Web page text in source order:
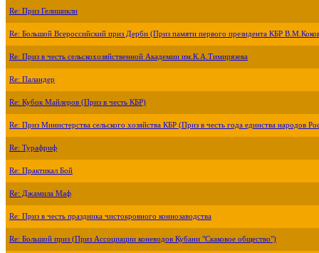
Re: Приз Гелишикли
Re: Большой Всероссийский приз Дерби (Приз памяти первого президента КБР
Re: Приз в честь сельскохозяйственной Академии им.К.А.Тимирязева
Re: Паландер
Re: Кубок Майлеров (Приз в честь КБР)
Re: Приз Министерства сельского хозяйства КБР (Приз в честь года единства народов
Re: Турафриф
Re: Практикал Бой
Re: Джамила Маф
Re: Приз в честь праздника чистокровного коннозаводства
Re: Большой приз (Приз Ассоциации коневодов Кубани "Скаковое общество")